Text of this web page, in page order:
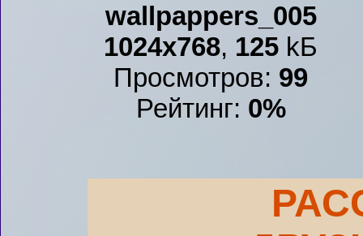
wallpappers_005
1024x768, 125 kБ
Просмотров: 99
Рейтинг: 0%